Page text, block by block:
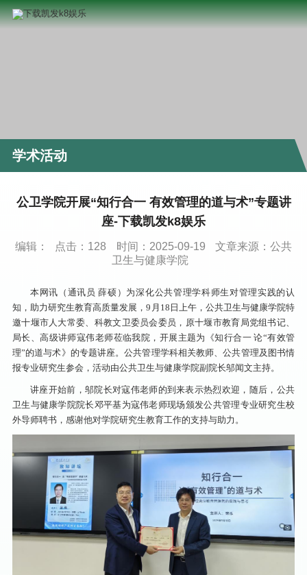
学术活动
公卫学院开展“知行合一 有效管理的道与术”专题讲
座-下载凯发k8娱乐
编辑： 点击： 128 时间：2025-09-19
文章来源：公共
卫生与健康学院
本网讯（通讯员 薛硕）为深化公共管理学科师生对管理实践的认
知，助力研究生教育高质量发展，9月18日上午，公共卫生与健康学院特
邀十堰市人大常委、科教文卫委员会委员，原十堰市教育局党组书记、
局长、高级讲师寇伟老师莅临我院，开展主题为《知行合一 论“有效管
理”的道与术》的专题讲座。公共管理学科相关教师、公共管理及图书情
报专业研究生参会，活动由公共卫生与健康学院副院长邬闻文主持。
讲座开始前，邬院长对寇伟老师的到来表示热烈欢迎，随后，公共
卫生与健康学院院长邓平基为寇伟老师现场颁发公共管理专业研究生校
外导师聘书，感谢他对学院研究生教育工作的支持与助力。